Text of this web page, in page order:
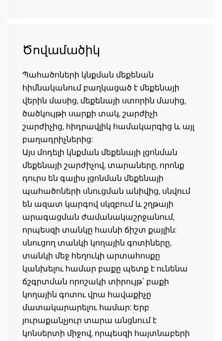
Ծովամածիկ
Պահածոների կնքման մեքենան
հիմնականում բաղկացած է մեքենայի
վերին մասից, մեքենայի ստորին մասից,
ծածկույթի սարքի տակ, շարժիչի
շարժիչից, հիդրավլիկ համակարգից և այլ
բաղադրիչներից:
Այս մոդելի կնքման մեքենայի լցոնման
մեքենայի շարժիչով, տարաները, որոնք
դուրս են գալիս լցոնման մեքենայի
պահածոների սնուցման անիվից, սնվում
են ազատ կարգով սկզբում և շղթայի
արագացման ժամանակաշրջանում,
որպեսզի տանկը հասնի ճիշտ քայլին:
սնուցող տանկի կողային գոտիները,
տանկի մեջ հեղուկի արտահոսքը
կանխելու համար բաքը պետք է ունենա
ճշգրտման որոշակի տիրույթ՝ բաքի
կողային գոտու վրա հավաքիչը
մատակարարելու համար: Երբ
յուրաքանչյուր տարա անցնում է
կոնսերտի միջով, որպեսզի հայտնաբերի